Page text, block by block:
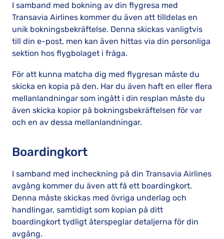
I samband med bokning av din flygresa med
Transavia Airlines kommer du även att tilldelas en
unik bokningsbekräftelse. Denna skickas vanligtvis
till din e-post, men kan även hittas via din personliga
sektion hos flygbolaget i fråga.
För att kunna matcha dig med flygresan måste du
skicka en kopia på den. Har du även haft en eller flera
mellanlandningar som ingått i din resplan måste du
även skicka kopior på bokningsbekräftelsen för var
och en av dessa mellanlandningar.
Boardingkort
I samband med incheckning på din Transavia Airlines
avgång kommer du även att få ett boardingkort.
Denna måste skickas med övriga underlag och
handlingar, samtidigt som kopian på ditt
boardingkort tydligt återspeglar detaljerna för din
avgång.